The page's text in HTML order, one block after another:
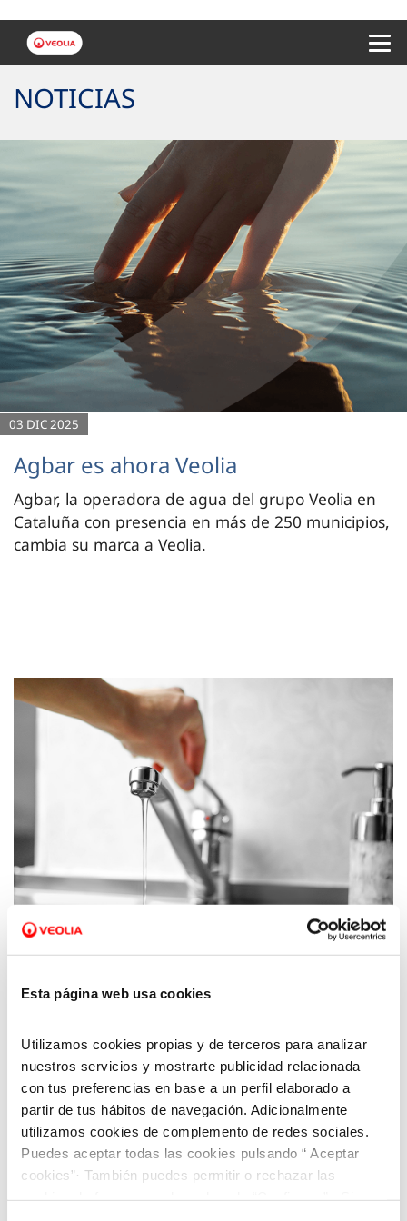
Esta página web usa cookies
Utilizamos cookies propias y de terceros para analizar
nuestros servicios y mostrarte publicidad relacionada
con tus preferencias en base a un perfil elaborado a
partir de tus hábitos de navegación. Adicionalmente
utilizamos cookies de complemento de redes sociales.
Puedes aceptar todas las cookies pulsando “ Aceptar
cookies”· También puedes permitir o rechazar las
NOTICIAS
03 DIC 2025
Agbar es ahora Veolia
Agbar, la operadora de agua del grupo Veolia en
Cataluña con presencia en más de 250 municipios,
cambia su marca a Veolia.
ante la alerta de sequía